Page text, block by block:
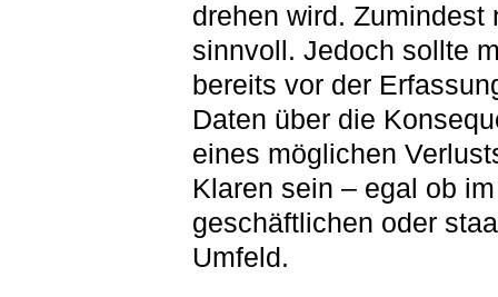
drehen wird. Zumindest
sinnvoll. Jedoch sollte
bereits vor der
Daten über die
eines möglichen
Klaren sein – egal ob
geschäftlichen oder
Umfeld.